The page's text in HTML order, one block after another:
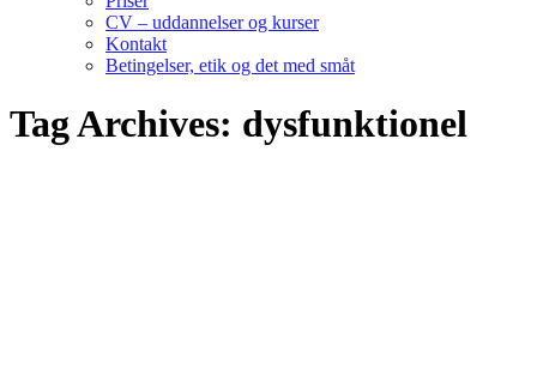
CV – uddannelser og kurser
Kontakt
Betingelser, etik og det med småt
Tag Archives: dysfunktionel